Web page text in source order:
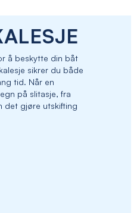
å beskytte din båt
sikrer du både
tid. Når en
på slitasje, fra
det gjøre utskifting